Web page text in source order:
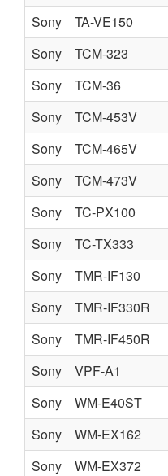
Sony
TA-VE150
Sony
TCM-323
Sony
TCM-36
Sony
TCM-453V
Sony
TCM-465V
Sony
TCM-473V
Sony
TC-PX100
Sony
TC-TX333
Sony
TMR-IF130
Sony
TMR-IF330R
Sony
TMR-IF450R
Sony
VPF-A1
Sony
WM-E40ST
Sony
WM-EX162
Sony
WM-EX372